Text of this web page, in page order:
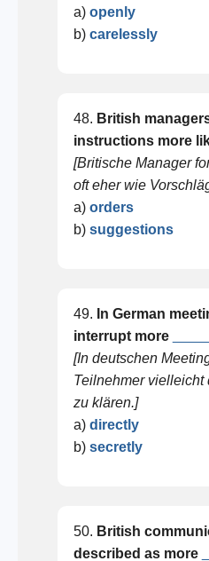
a) openly
b) carelessly
48. British
instructions more
[Britische Manager
oft eher wie
a) orders
b) suggestions
49. In German
interrupt more
[In deutschen
Teilnehmer vielleicht
zu klären.]
a) directly
b) secretly
50. British
described as more